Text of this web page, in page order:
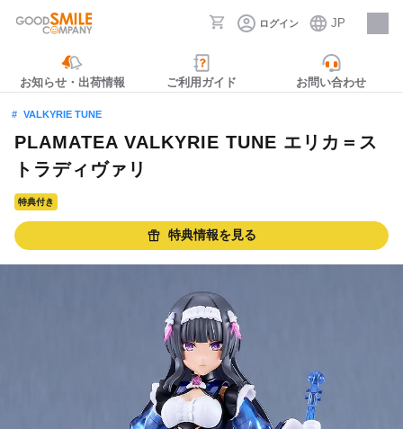
ログイン JP
採用情報
お知らせ・出荷情報 ご利用ガイド お問い合わせ
VALKYRIE TUNE
PLAMATEA VALKYRIE TUNE エリカ＝ス
トラディヴァリ
特典付き
特典情報を見る